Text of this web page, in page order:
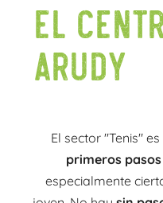
EL
ARUDY
El sector "Tenis" es
primeros
especialmente